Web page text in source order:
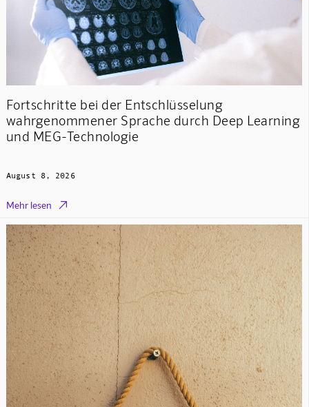
Fortschritte bei der Entschlüsselung
wahrgenommener Sprache durch Deep Learning
und MEG-Technologie
August 8, 2026
Mehr lesen 